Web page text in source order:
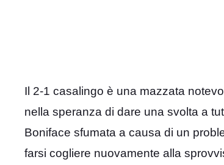
Il 2-1 casalingo è una mazzata
nella speranza di dare una svolta a
Boniface sfumata a causa di un
farsi cogliere nuovamente alla